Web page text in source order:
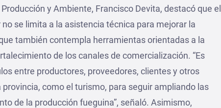
y Ambiente, Francisco Devita, destacó que el
se limita a la asistencia técnica para mejorar la
también contempla herramientas orientadas a la
de los canales de comercialización. “Es
entre productores, proveedores, clientes y otros
como el turismo, para seguir ampliando las
de la producción fueguina”, señaló. Asimismo,